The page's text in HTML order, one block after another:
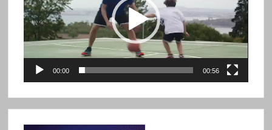
00:00 00:56